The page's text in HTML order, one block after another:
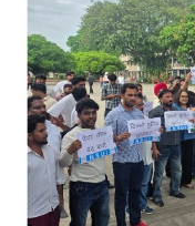
2
का
भव्य
सोलर